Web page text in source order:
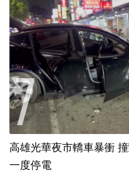
高雄光華夜市轎車暴衝
一度停電